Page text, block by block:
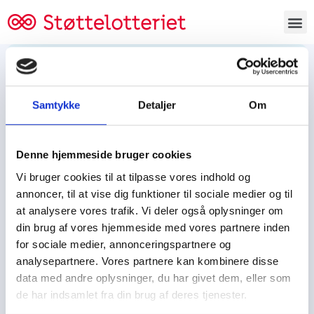
Samtykke Detaljer Om
Denne hjemmeside bruger cookies
Vi bruger cookies til at tilpasse vores indhold og
annoncer, til at vise dig funktioner til sociale medier og til
at analysere vores trafik. Vi deler også oplysninger om
din brug af vores hjemmeside med vores partnere inden
for sociale medier, annonceringspartnere og
analysepartnere. Vores partnere kan kombinere disse
data med andre oplysninger, du har givet dem, eller som
de har indsamlet fra din brug af deres tjenester.
Tjen penge og støt
Tjen penge til:
Spejdere/spejdergruppen/FDF’ere, m.fl.
Kontor
Tjenpengeogstoet.dk
Ejby Industrivej 91
DK – 2600 Glostrup
CVR: 19347508